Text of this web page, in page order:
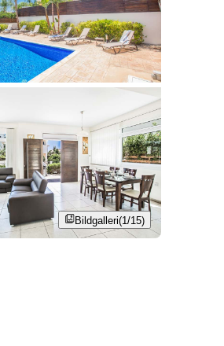
Bildgalleri(1/15)